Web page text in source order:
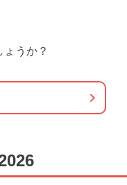
うか？